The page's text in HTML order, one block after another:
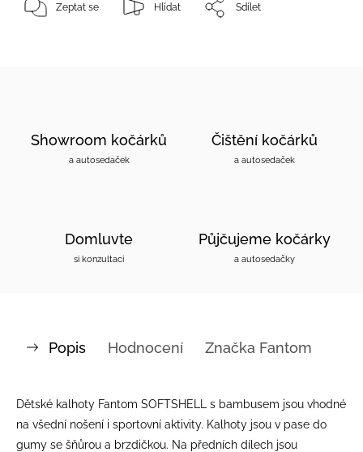
Zeptat se Hlídat Sdílet
Showroom kočárků
a autosedaček
Čištění kočárků
a autosedaček
Domluvte
si konzultaci
Půjčujeme kočárky
a autosedačky
Popis Hodnocení Značka Fantom
Dětské kalhoty Fantom SOFTSHELL s bambusem jsou vhodné
na všední nošení i sportovní aktivity. Kalhoty jsou v pase do
gumy se šňůrou a brzdičkou. Na předních dílech jsou